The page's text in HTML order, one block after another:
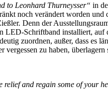
to Leonhard Thurneysser“ in
noch verändert worden
Denn der
LED-Schriftband installiert,
zuordnen, außer, dass es
zu haben,
relief and regain some of your